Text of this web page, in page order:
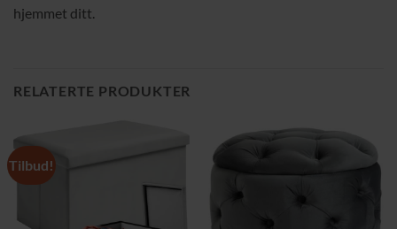
hjemmet ditt.
RELATERTE PRODUKTER
Tilbud!